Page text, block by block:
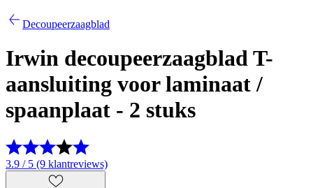
Decoupeerzaagblad
Irwin decoupeerzaagblad T-
aansluiting voor laminaat /
spaanplaat - 2 stuks
3.9 / 5 (9 klantreviews)